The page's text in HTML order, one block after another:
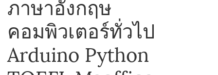
ภาษาอังกฤษ
คอมพิวเตอร์ทั่วไป
Arduino Python